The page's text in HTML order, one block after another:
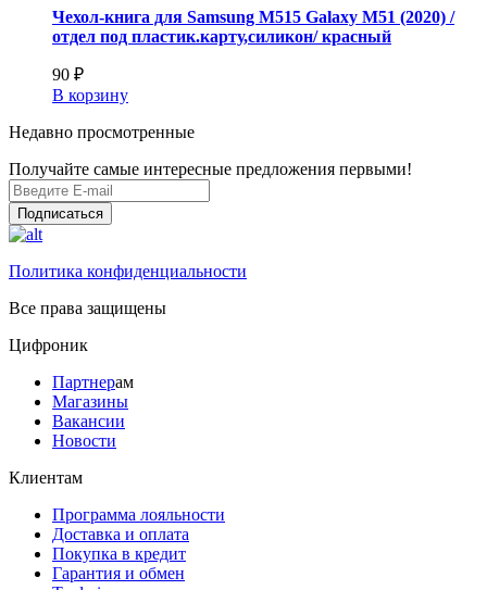
Чехол-книга для Samsung M515 Galaxy M51 (2020) /
отдел под пластик.карту,силикон/ красный
90 ₽
В корзину
Недавно просмотренные
Получайте самые интересные предложения первыми!
Подписаться
Политика конфиденциальности
Все права защищены
Цифроник
Партнерам
Магазины
Вакансии
Новости
Клиентам
Программа лояльности
Доставка и оплата
Покупка в кредит
Гарантия и обмен